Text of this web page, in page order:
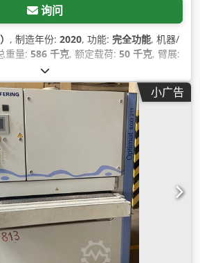
询问
, 制造年份: 2020, 功能: 完全功能, 机器/
重量: 586 千克, 额定载荷: 50 千克, 臂展:
KUKA KRC4
:三相,
小广告